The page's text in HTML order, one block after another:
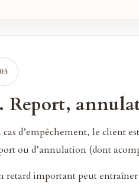
Report,
cas d’empêchement, le client
ou d’annulation (dont
retard important peut entraîner